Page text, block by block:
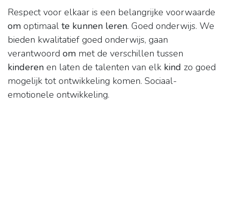
Respect voor elkaar is een belangrijke voorwaarde
om optimaal te kunnen leren. Goed onderwijs. We
bieden kwalitatief goed onderwijs, gaan
verantwoord om met de verschillen tussen
kinderen en laten de talenten van elk kind zo goed
mogelijk tot ontwikkeling komen. Sociaal-
emotionele ontwikkeling.